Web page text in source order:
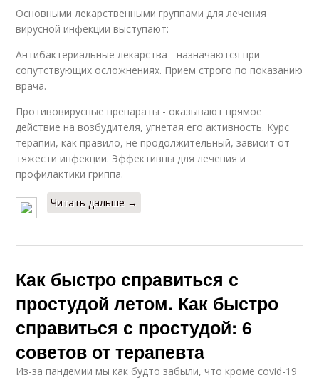
Основными лекарственными группами для лечения
вирусной инфекции выступают:
Антибактериальные лекарства - назначаются при
сопутствующих осложнениях. Прием строго по показанию
врача.
Противовирусные препараты - оказывают прямое
действие на возбудителя, угнетая его активность. Курс
терапии, как правило, не продолжительный, зависит от
тяжести инфекции. Эффективны для лечения и
профилактики гриппа.
Читать дальше →
Как быстро справиться с
простудой летом. Как быстро
справиться с простудой: 6
советов от терапевта
Из-за пандемии мы как будто забыли, что кроме covid-19